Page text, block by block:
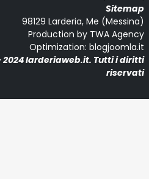
Sitemap
98129 Larderia, Me (Messina)
Production by TWA Agency
Optimization: blogjoomla.it
larderiaweb.it. Tutti i diritti
riservati